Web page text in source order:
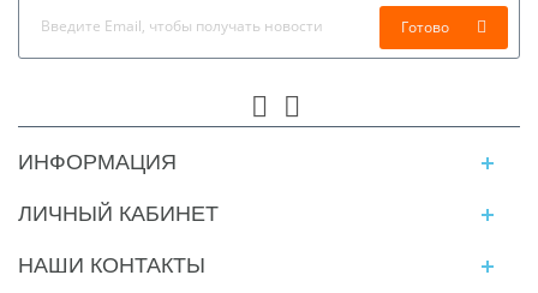
Готово
ИНФОРМАЦИЯ
ЛИЧНЫЙ КАБИНЕТ
НАШИ КОНТАКТЫ